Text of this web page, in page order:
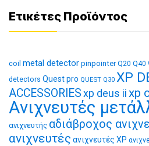
Ετικέτες Προϊόντος
coil metal detector pinpointer Q20 Q40
detectors Quest pro QUEST Q30 XP
ACCESSORIES xp deus ii xp
Ανιχνευτές
ανιχνευτής αδιάβροχος
ανιχνευτές ανιχνευτές XP